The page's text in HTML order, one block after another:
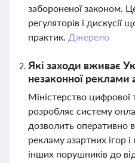
забороненої законом.
регуляторів і дискусії
практик. Джерело
Які заходи вживає
незаконної реклами
Міністерство цифрової
розробляє систему
дозволить оперативно
рекламу азартних ігор
інших порушників до